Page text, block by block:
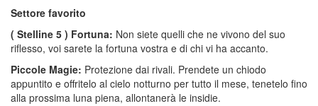
Settore favorito
( Stelline 5 ) Fortuna: Non siete quelli che ne vivono del suo
riflesso, voi sarete la fortuna vostra e di chi vi ha accanto.
Piccole Magie: Protezione dai rivali. Prendete un chiodo
appuntito e offritelo al cielo notturno per tutto il mese, tenetelo fino
alla prossima luna piena, allontanerà le insidie.